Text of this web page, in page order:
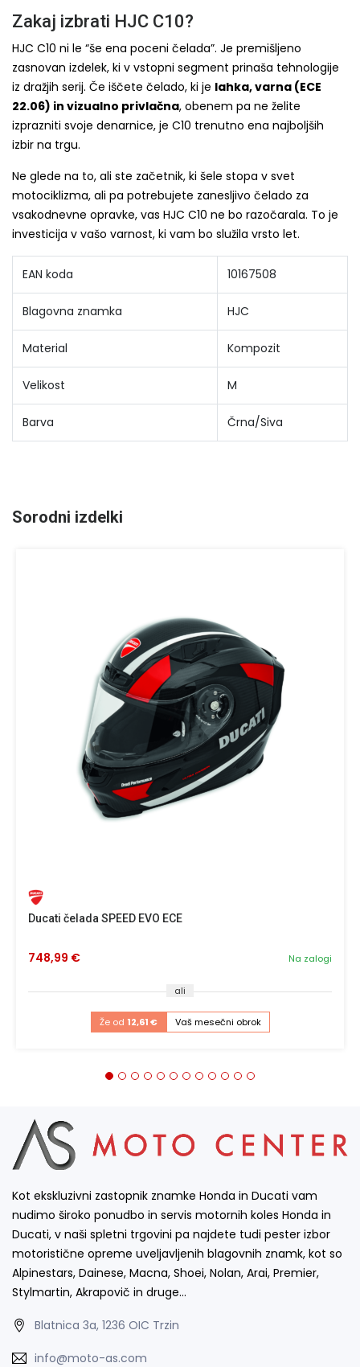
Zakaj izbrati HJC C10?
HJC C10 ni le “še ena poceni čelada”. Je premišljeno
zasnovan izdelek, ki v vstopni segment prinaša tehnologije
iz dražjih serij. Če iščete čelado, ki je lahka, varna (ECE
22.06) in vizualno privlačna, obenem pa ne želite
izprazniti svoje denarnice, je C10 trenutno ena najboljših
izbir na trgu.
Ne glede na to, ali ste začetnik, ki šele stopa v svet
motociklizma, ali pa potrebujete zanesljivo čelado za
vsakodnevne opravke, vas HJC C10 ne bo razočarala. To je
investicija v vašo varnost, ki vam bo služila vrsto let.
EAN koda 10167508
Blagovna znamka HJC
Material Kompozit
Velikost M
Barva Črna/Siva
Sorodni izdelki
Ducati čelada SPEED EVO ECE
Na zalogi
748,99 €
ali
Že od 12,61 € Vaš mesečni obrok
Kot ekskluzivni zastopnik znamke Honda in Ducati vam
nudimo široko ponudbo in servis motornih koles Honda in
Ducati, v naši spletni trgovini pa najdete tudi pester izbor
motoristične opreme uveljavljenih blagovnih znamk, kot so
Alpinestars, Dainese, Macna, Shoei, Nolan, Arai, Premier,
Stylmartin, Akrapovič in druge…
Blatnica 3a, 1236 OIC Trzin
info@moto-as.com